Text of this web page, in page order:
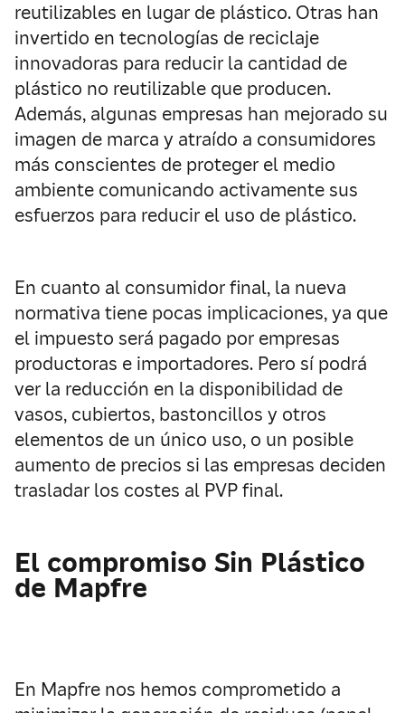
reutilizables en lugar de plástico. Otras han
invertido en tecnologías de reciclaje
innovadoras para reducir la cantidad de
plástico no reutilizable que producen.
Además, algunas empresas han mejorado su
imagen de marca y atraído a consumidores
más conscientes de proteger el medio
ambiente comunicando activamente sus
esfuerzos para reducir el uso de plástico.
En cuanto al consumidor final, la nueva
normativa tiene pocas implicaciones, ya que
el impuesto será pagado por empresas
productoras e importadores. Pero sí podrá
ver la reducción en la disponibilidad de
vasos, cubiertos, bastoncillos y otros
elementos de un único uso, o un posible
aumento de precios si las empresas deciden
trasladar los costes al PVP final.
El compromiso Sin Plástico
de Mapfre
En Mapfre nos hemos comprometido a